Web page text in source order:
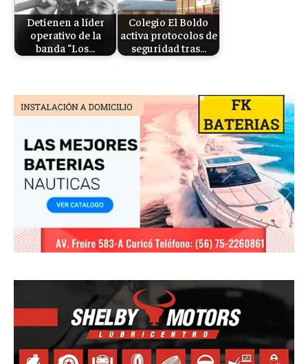
Detienen a líder
operativo de la
banda “Los…
Colegio El Boldo
activa protocolos de
seguridad tras…